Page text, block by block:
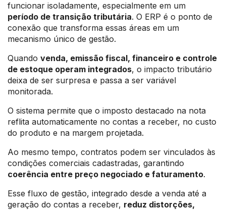
funcionar isoladamente, especialmente em um
período de transição tributária. O ERP é o ponto de
conexão que transforma essas áreas em um
mecanismo único de gestão.
Quando venda, emissão fiscal, financeiro e controle
de estoque operam integrados, o impacto tributário
deixa de ser surpresa e passa a ser variável
monitorada.
O sistema permite que o imposto destacado na nota
reflita automaticamente no contas a receber, no custo
do produto e na margem projetada.
Ao mesmo tempo, contratos podem ser vinculados às
condições comerciais cadastradas, garantindo
coerência entre preço negociado e faturamento.
Esse fluxo de gestão, integrado desde a venda até a
geração do contas a receber, reduz distorções,